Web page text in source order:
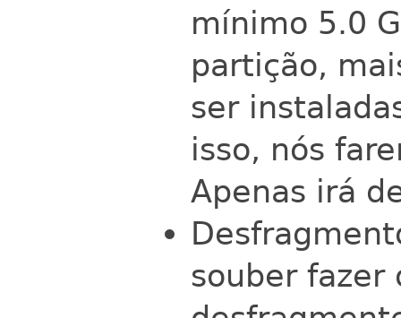
mínimo 5.0
partição,
ser
isso, nós
Apenas irá
souber fazer